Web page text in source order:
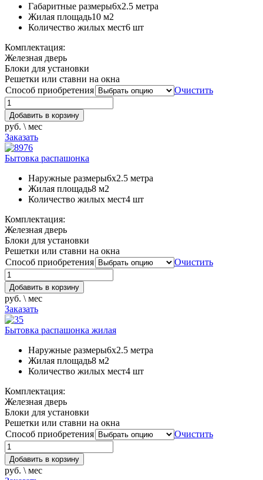
Габаритные размеры6х2.5 метра
Жилая площадь10 м2
Количество жилых мест6 шт
Комплектация:
Железная дверь
Блоки для установки
Решетки или ставни на окна
Способ приобретения
Очистить
Добавить в корзину
руб. \ мес
Заказать
Бытовка распашонка
Наружные размеры6х2.5 метра
Жилая площадь8 м2
Количество жилых мест4 шт
Комплектация:
Железная дверь
Блоки для установки
Решетки или ставни на окна
Способ приобретения
Очистить
Добавить в корзину
руб. \ мес
Заказать
Бытовка распашонка жилая
Наружные размеры6х2.5 метра
Жилая площадь8 м2
Количество жилых мест4 шт
Комплектация:
Железная дверь
Блоки для установки
Решетки или ставни на окна
Способ приобретения
Очистить
Добавить в корзину
руб. \ мес